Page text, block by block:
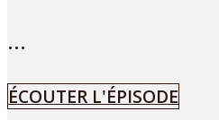
...
ÉCOUTER L'ÉPISODE